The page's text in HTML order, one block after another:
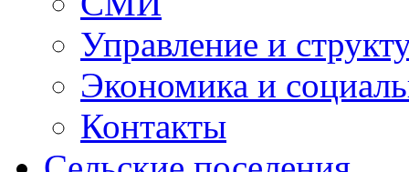
Управление и
Экономика и
Контакты